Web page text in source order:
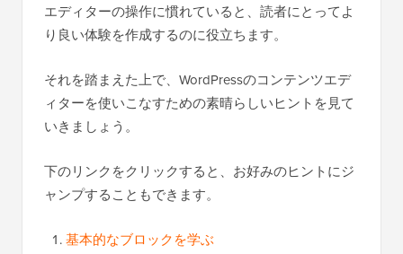
エディターの操作に慣れていると、読者にとってよ
り良い体験を作成するのに役立ちます。
それを踏まえた上で、WordPressのコンテンツエデ
ィターを使いこなすための素晴らしいヒントを見て
いきましょう。
下のリンクをクリックすると、お好みのヒントにジ
ャンプすることもできます。
基本的なブロックを学ぶ